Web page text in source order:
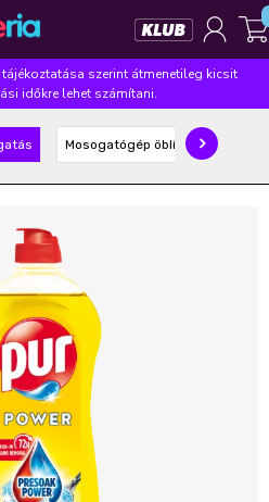
Mosás Mosogatás
Háztartás
Violeta
finish pampers
szerint átmenetileg kicsit
időkre lehet számítani.
Mosogatógép öblítő, só,